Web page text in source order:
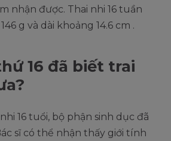
nhận được. Thai nhi 16 tuần
g và dài khoảng 14.6 cm .
16 đã biết trai
16 tuổi, bộ phận sinh dục đã
sĩ có thể nhận thấy giới tính